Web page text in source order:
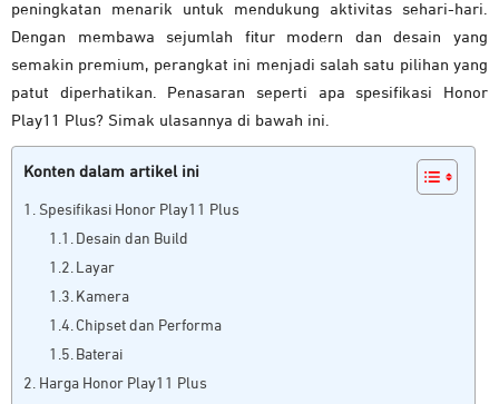
peningkatan menarik untuk mendukung aktivitas sehari-hari.
Dengan membawa sejumlah fitur modern dan desain yang
semakin premium, perangkat ini menjadi salah satu pilihan yang
patut diperhatikan. Penasaran seperti apa spesifikasi Honor
Play11 Plus? Simak ulasannya di bawah ini.
Konten dalam artikel ini
Spesifikasi Honor Play11 Plus
Desain dan Build
Layar
Kamera
Chipset dan Performa
Baterai
Harga Honor Play11 Plus